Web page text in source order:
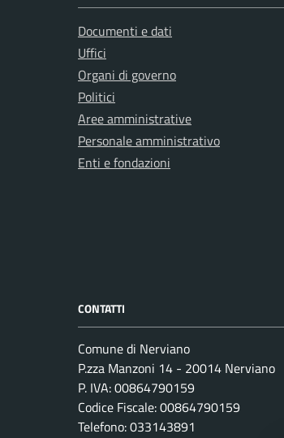
Documenti e dati
Uffici
Organi di governo
Politici
Aree amministrative
Personale amministrativo
Enti e fondazioni
CONTATTI
Comune di Nerviano
P.zza Manzoni 14 - 20014 Nerviano
P. IVA: 00864790159
Codice Fiscale: 00864790159
Telefono: 033143891